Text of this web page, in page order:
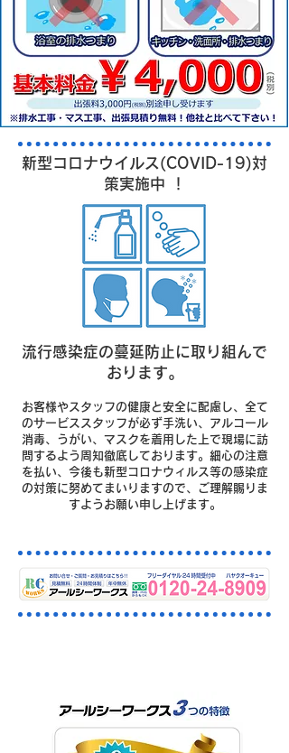
新型コロナウイルス(COVID-19)対
策実施中 ！
流行感染症の蔓延防止に取り組んで
おります。
お客様やスタッフの健康と安全に配慮し、全て
のサービススタッフが必ず手洗い、アルコール
消毒、うがい、マスクを着用した上で現場に訪
問するよう周知徹底しております。細心の注意
を払い、今後も新型コロナウィルス等の感染症
の対策に努めてまいりますので、ご理解賜りま
すようお願い申し上げます。